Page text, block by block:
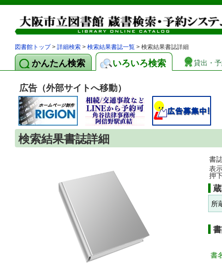
図書館トップ> 詳細検索 > 検索結果書誌一覧 > 検索結果書誌詳細
かんたん検索 いろいろ検索 貸出・
広告（外部サイトへ移動）
検索結果書誌詳細
書
表
押
所
書